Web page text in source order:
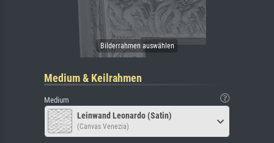
Medium & Keilrahmen
Medium
Leinwand Leonardo (Satin)
(Canvas Venezia)